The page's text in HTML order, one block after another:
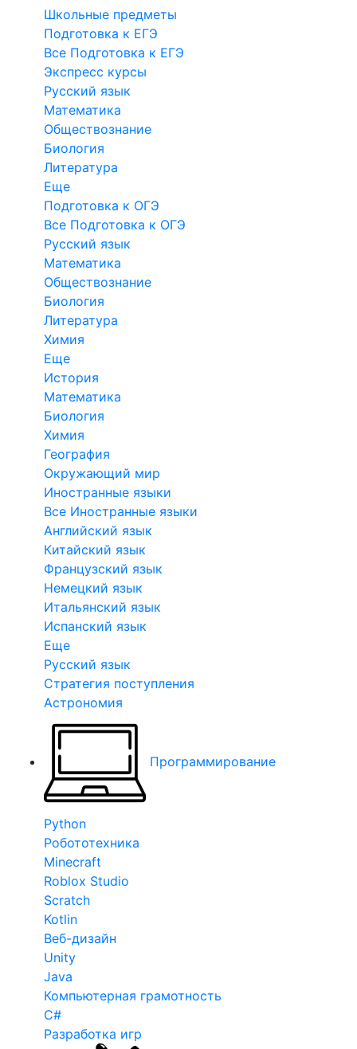
Школьные предметы
Подготовка к ЕГЭ
Все Подготовка к ЕГЭ
Экспресс курсы
Русский язык
Математика
Обществознание
Биология
Литература
Еще
Подготовка к ОГЭ
Все Подготовка к ОГЭ
Русский язык
Математика
Обществознание
Биология
Литература
Химия
Еще
История
Математика
Биология
Химия
География
Окружающий мир
Иностранные языки
Все Иностранные языки
Английский язык
Китайский язык
Французский язык
Немецкий язык
Итальянский язык
Испанский язык
Еще
Русский язык
Стратегия поступления
Астрономия
Программирование
Python
Робототехника
Minecraft
Roblox Studio
Scratch
Kotlin
Веб-дизайн
Unity
Java
Компьютерная грамотность
C#
Разработка игр